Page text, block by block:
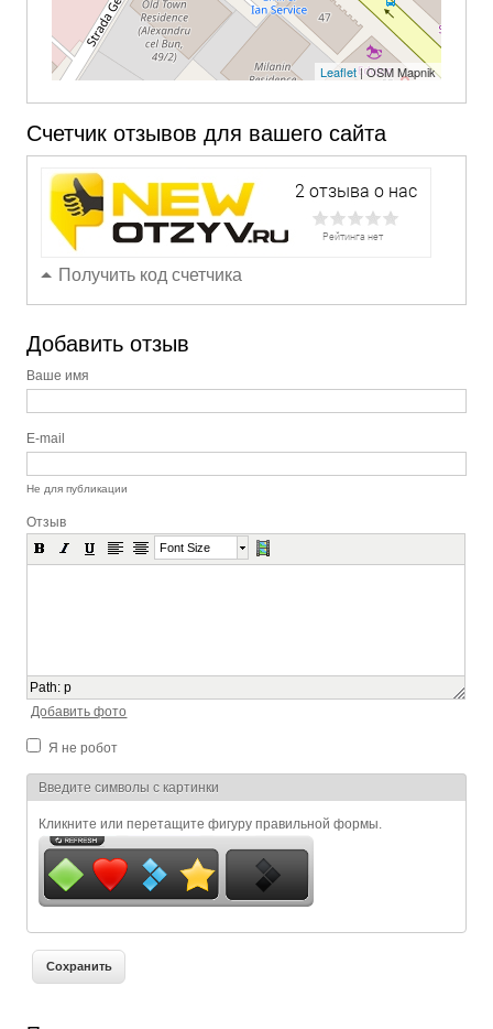
Leaflet| OSM Mapnik
Счетчик отзывов для вашего сайта
Получить код счетчика
Добавить отзыв
Ваше имя
E-mail
Не для публикации
Отзыв
Font Size
Path:p
Добавить фото
Я не робот
Я спамер
Введите символы с картинки
Кликните или перетащите фигуру правильной формы.